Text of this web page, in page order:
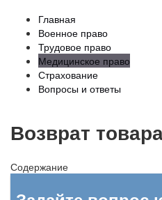
Главная
Военное право
Трудовое право
Медицинское право
Страхование
Вопросы и ответы
Возврат
Содержание